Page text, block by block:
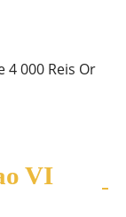
4 000 Reis Or
VI